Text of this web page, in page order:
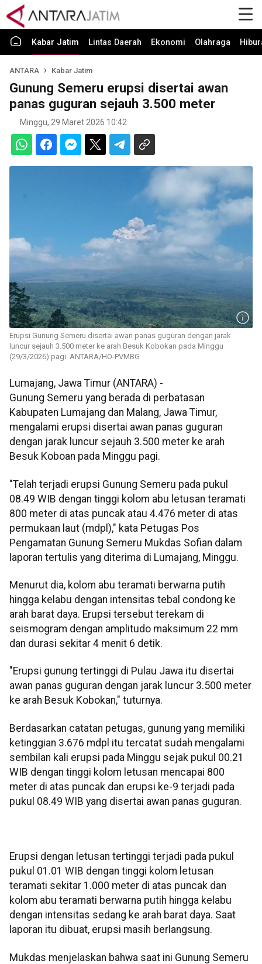
Kabar Jatim Lintas Daerah Ekonomi Olahraga
ANTARA Kabar Jatim
Gunung Semeru erupsi disertai awan
panas guguran sejauh 3.500 meter
Minggu, 29 Maret 2026 10:42
Erupsi Gunung Semeru disertai awan panas guguran dengan jarak
luncur sejauh 3.500 meter ke arah Besuk Kobokan pada Minggu
(29/3/2026) pagi. ANTARA/HO-PVMBG
Lumajang, Jawa Timur (ANTARA) -
Gunung Semeru yang berada di perbatasan
Kabupaten Lumajang dan Malang, Jawa Timur,
mengalami erupsi disertai awan panas guguran
dengan jarak luncur sejauh 3.500 meter ke arah
Besuk Koboan pada Minggu pagi.
"Telah terjadi erupsi Gunung Semeru pada pukul
08.49 WIB dengan tinggi kolom abu letusan teramati
800 meter di atas puncak atau 4.476 meter di atas
permukaan laut (mdpl)," kata Petugas Pos
Pengamatan Gunung Semeru Mukdas Sofian dalam
laporan tertulis yang diterima di Lumajang, Minggu.
Menurut dia, kolom abu teramati berwarna putih
hingga kelabu dengan intensitas tebal condong ke
arah barat daya. Erupsi tersebut terekam di
seismogram dengan amplitudo maksimum 22 mm
dan durasi sekitar 4 menit 6 detik.
"Erupsi gunung tertinggi di Pulau Jawa itu disertai
awan panas guguran dengan jarak luncur 3.500 meter
ke arah Besuk Kobokan," tuturnya.
Berdasarkan catatan petugas, gunung yang memiliki
ketinggian 3.676 mdpl itu tercatat sudah mengalami
sembilan kali erupsi pada Minggu sejak pukul 00.21
WIB dengan tinggi kolom letusan mencapai 800
meter di atas puncak dan erupsi ke-9 terjadi pada
pukul 08.49 WIB yang disertai awan panas guguran.
Erupsi dengan letusan tertinggi terjadi pada pukul
pukul 01.01 WIB dengan tinggi kolom letusan
teramati sekitar 1.000 meter di atas puncak dan
kolom abu teramati berwarna putih hingga kelabu
dengan intensitas sedang ke arah barat daya. Saat
laporan itu dibuat, erupsi masih berlangsung.
Mukdas menjelaskan bahwa saat ini Gunung Semeru